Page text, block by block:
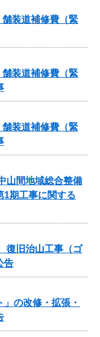
装道補修費（緊
装道補修費（緊
装道補修費（緊
山間地域総合整備
期工事に関する
旧治山工事（ゴ
告
」の改修・拡張・